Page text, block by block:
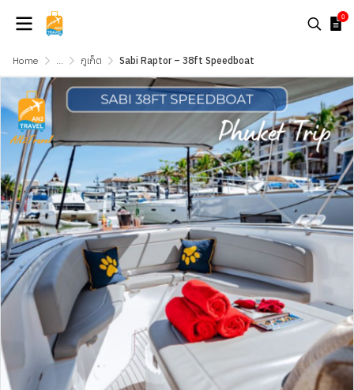
0
Home ... ภูเก็ต Sabi Raptor – 38ft Speedboat